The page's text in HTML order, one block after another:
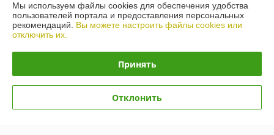
Доставка и оплата
График работы
Политика обработки cookies
Мы используем файлы cookies для обеспечения удобства
пользователей портала и предоставления персональных
рекомендаций. Вы можете настроить файлы cookies или
отключить их.
Принять
Отклонить